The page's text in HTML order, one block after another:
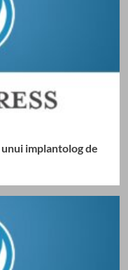
implantolog de